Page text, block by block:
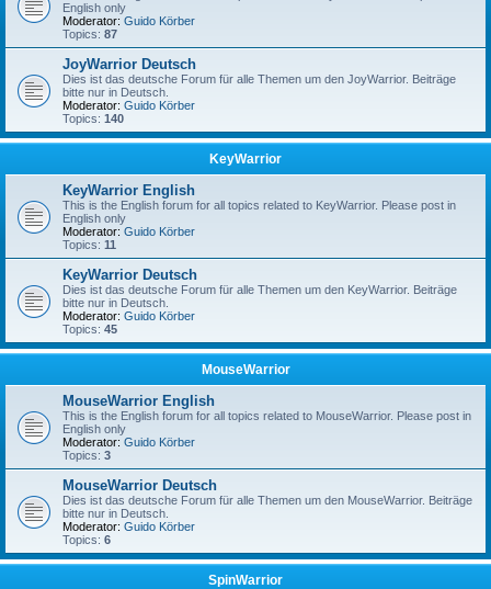
English only
Moderator: Guido Körber
Topics: 87
JoyWarrior Deutsch
Dies ist das deutsche Forum für alle Themen um den JoyWarrior. Beiträge
bitte nur in Deutsch.
Moderator: Guido Körber
Topics: 140
KeyWarrior
KeyWarrior English
This is the English forum for all topics related to KeyWarrior. Please post in
English only
Moderator: Guido Körber
Topics: 11
KeyWarrior Deutsch
Dies ist das deutsche Forum für alle Themen um den KeyWarrior. Beiträge
bitte nur in Deutsch.
Moderator: Guido Körber
Topics: 45
MouseWarrior
MouseWarrior English
This is the English forum for all topics related to MouseWarrior. Please post in
English only
Moderator: Guido Körber
Topics: 3
MouseWarrior Deutsch
Dies ist das deutsche Forum für alle Themen um den MouseWarrior. Beiträge
bitte nur in Deutsch.
Moderator: Guido Körber
Topics: 6
SpinWarrior